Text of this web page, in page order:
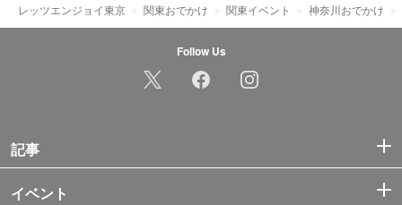
レッツエンジョイ東京 関東おでかけ 関東イベント 神奈川おでかけ
Follow Us
記事
イベント